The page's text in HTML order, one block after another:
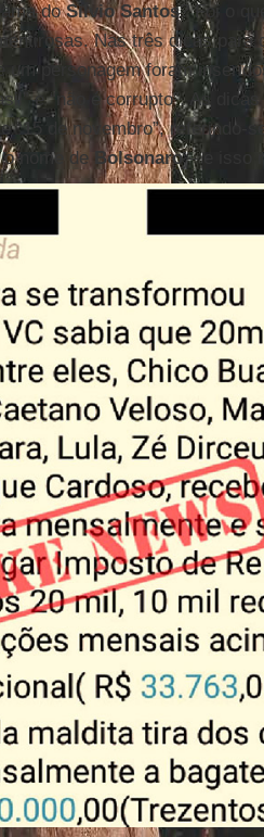
doSilvio Santos? Foi o
Nas três dicas para
um personagem foram
e “não é corrupto”. As
“15 de novembro”, referindo-
nome de Bolsonaro– e isso